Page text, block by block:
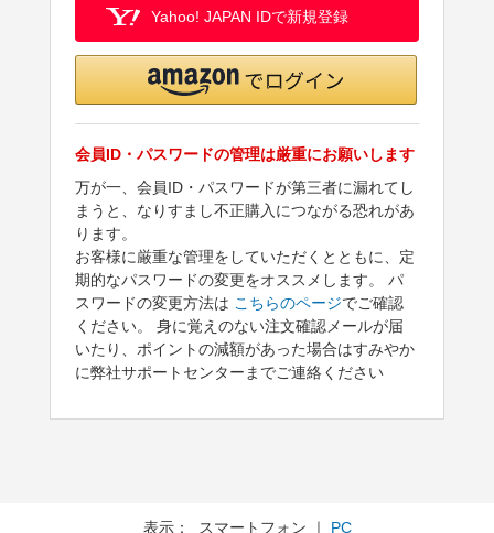
Yahoo! JAPAN IDで新規登録
会員ID・パスワードの管理は厳重にお願いします
万が一、会員ID・パスワードが第三者に漏れてし
まうと、なりすまし不正購入につながる恐れがあ
ります。
お客様に厳重な管理をしていただくとともに、定
期的なパスワードの変更をオススメします。 パ
スワードの変更方法は こちらのページでご確認
ください。 身に覚えのない注文確認メールが届
いたり、ポイントの減額があった場合はすみやか
に弊社サポートセンターまでご連絡ください
表示： スマートフォン ｜ PC